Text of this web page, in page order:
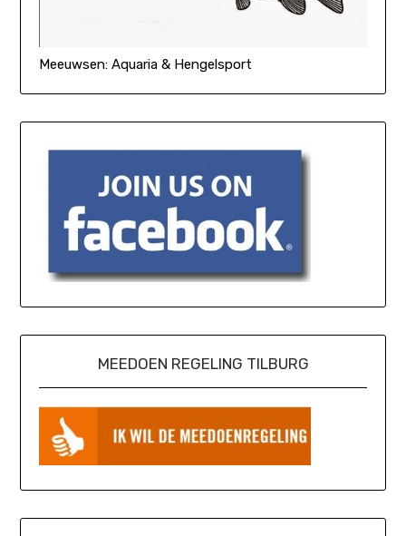
Meeuwsen: Aquaria & Hengelsport
MEEDOEN REGELING TILBURG